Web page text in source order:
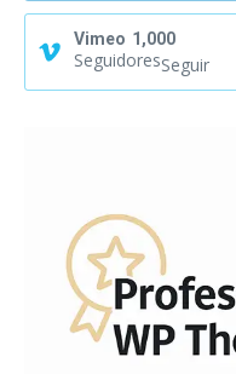
Vimeo 1,000
SeguidoresSeguir